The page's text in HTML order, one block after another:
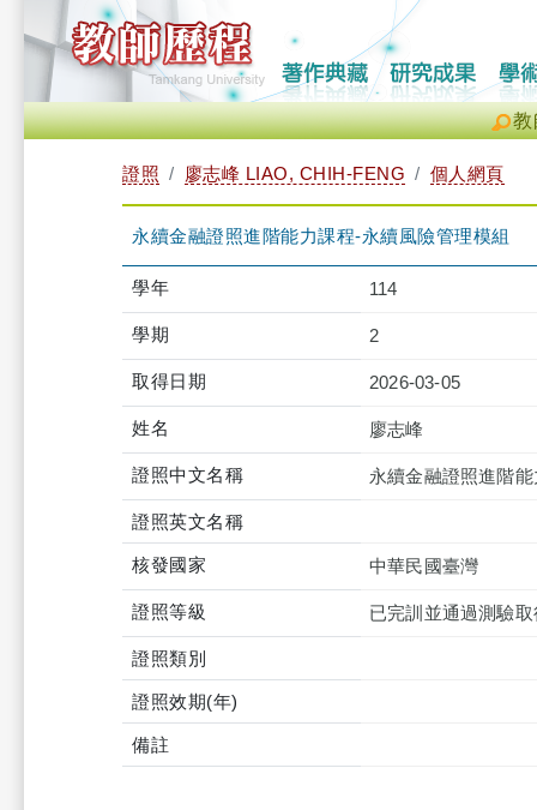
教
證照 廖志峰 LIAO, CHIH-FENG 個人網頁
永續金融證照進階能力課程-永續風險管理模組
學年 114
學期 2
取得日期 2026-03-05
姓名 廖志峰
證照中文名稱 永續金融證照進階
證照英文名稱
核發國家 中華民國臺灣
證照等級 已完訓並通過測驗
證照類別
證照效期(年)
備註